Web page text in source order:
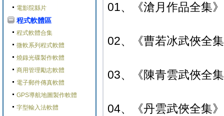
電影院縣片
程式軟體區
程式軟體合集
微軟系列程式軟體
燒錄光碟製作軟體
商用管理勵志軟體
電子郵件傳真軟體
GPS導航地圖製作軟體
字型輸入法軟體
01、《滄月作品全集
02、《曹若冰武俠全
03、《陳青雲武俠全
04、《丹雲武俠全集